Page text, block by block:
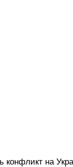
конфликт на